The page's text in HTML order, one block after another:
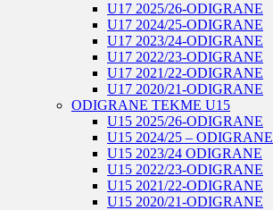
U17 2025/26-ODIGRANE
U17 2024/25-ODIGRANE
U17 2023/24-ODIGRANE
U17 2022/23-ODIGRANE
U17 2021/22-ODIGRANE
U17 2020/21-ODIGRANE
ODIGRANE TEKME U15
U15 2025/26-ODIGRANE
U15 2024/25 – ODIGRANE
U15 2023/24 ODIGRANE
U15 2022/23-ODIGRANE
U15 2021/22-ODIGRANE
U15 2020/21-ODIGRANE